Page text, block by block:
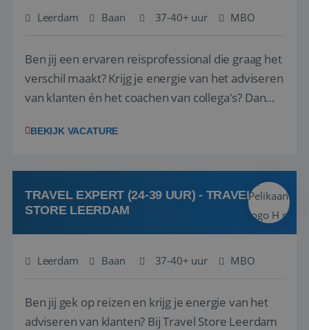
Leerdam Baan 37-40+ uur MBO
Ben jij een ervaren reisprofessional die graag het
verschil maakt? Krijg je energie van het adviseren
van klanten én het coachen van collega's? Dan
(onderdeel van Pelikaan Travel Group) zoeken
team het reisbureau verder...
BEKIJK VACATURE
TRAVEL EXPERT (24-39 UUR) - TRAVEL
STORE LEERDAM
Leerdam Baan 37-40+ uur MBO
Ben jij gek op reizen en krijg je energie van het
adviseren van klanten? Bij Travel Store Leerdam